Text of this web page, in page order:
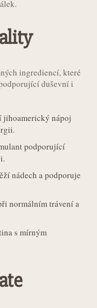
ingrediencí, které
duševní i
jihoamerický nápoj
podporující
nádech a podporuje
normálním trávení a
s mírným